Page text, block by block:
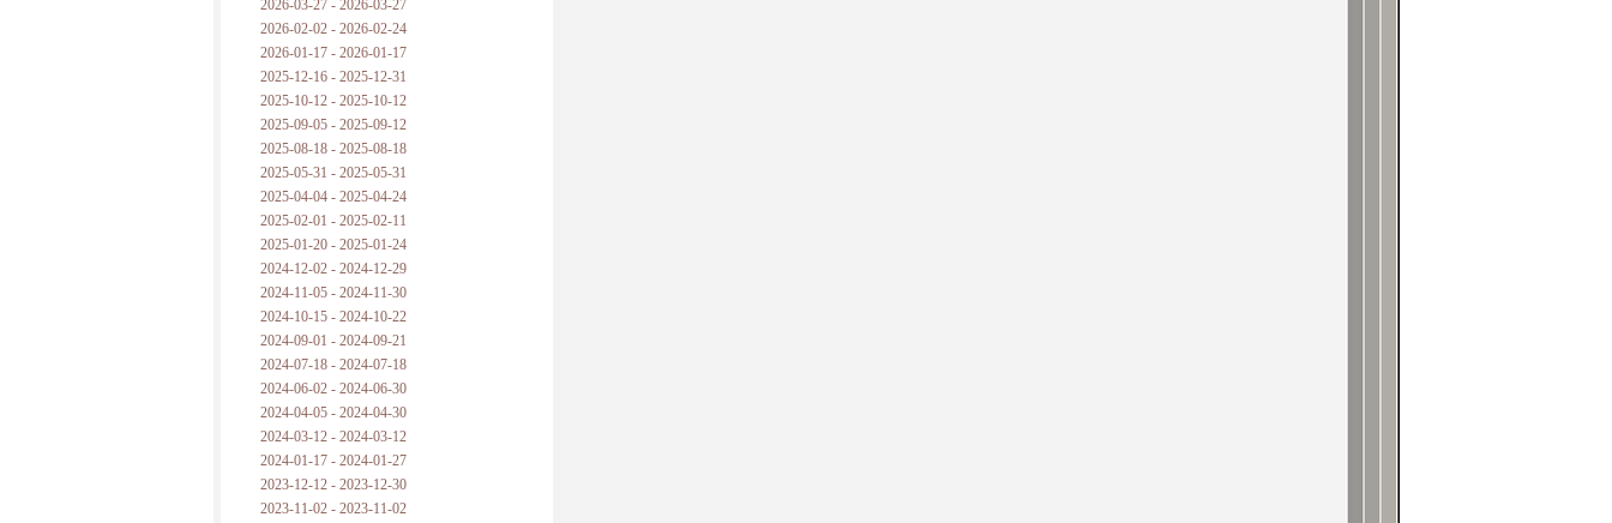
2026-03-27 - 2026-03-27
2026-02-02 - 2026-02-24
2026-01-17 - 2026-01-17
2025-12-16 - 2025-12-31
2025-10-12 - 2025-10-12
2025-09-05 - 2025-09-12
2025-08-18 - 2025-08-18
2025-05-31 - 2025-05-31
2025-04-04 - 2025-04-24
2025-02-01 - 2025-02-11
2025-01-20 - 2025-01-24
2024-12-02 - 2024-12-29
2024-11-05 - 2024-11-30
2024-10-15 - 2024-10-22
2024-09-01 - 2024-09-21
2024-07-18 - 2024-07-18
2024-06-02 - 2024-06-30
2024-04-05 - 2024-04-30
2024-03-12 - 2024-03-12
2024-01-17 - 2024-01-27
2023-12-12 - 2023-12-30
2023-11-02 - 2023-11-02